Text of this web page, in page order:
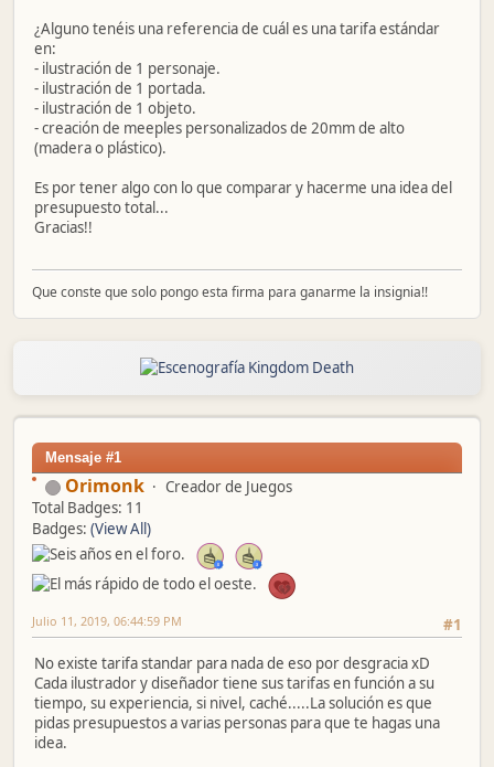
¿Alguno tenéis una referencia de cuál es una tarifa estándar
en:
- ilustración de 1 personaje.
- ilustración de 1 portada.
- ilustración de 1 objeto.
- creación de meeples personalizados de 20mm de alto
(madera o plástico).
Es por tener algo con lo que comparar y hacerme una idea del
presupuesto total...
Gracias!!
Que conste que solo pongo esta firma para ganarme la insignia!!
Mensaje #1
Orimonk
Creador de Juegos
Total Badges: 11
Badges: (View All)
#1
Julio 11, 2019, 06:44:59 PM
No existe tarifa standar para nada de eso por desgracia xD
Cada ilustrador y diseñador tiene sus tarifas en función a su
tiempo, su experiencia, si nivel, caché.....La solución es que
pidas presupuestos a varias personas para que te hagas una
idea.